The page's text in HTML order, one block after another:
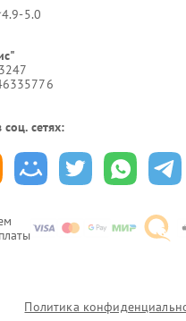
4.9-5.0
сетях:
Политика